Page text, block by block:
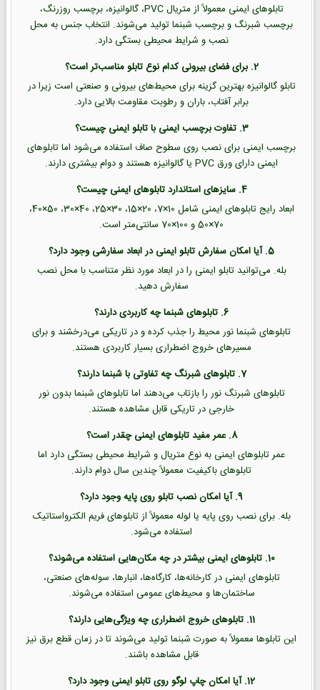
تابلوهای ایمنی معمولاً از متریال PVC، گالوانیزه، برچسب روزرنگ،
برچسب شبرنگ و برچسب شبنما تولید می‌شوند. انتخاب جنس به محل
نصب و شرایط محیطی بستگی دارد.
2. برای فضای بیرونی کدام نوع تابلو مناسب‌تر است؟
تابلو گالوانیزه بهترین گزینه برای محیط‌های بیرونی و صنعتی است زیرا در
برابر آفتاب، باران و رطوبت مقاومت بالایی دارد.
3. تفاوت برچسب ایمنی با تابلو ایمنی چیست؟
برچسب ایمنی برای نصب روی سطوح صاف استفاده می‌شود اما تابلوهای
ایمنی دارای ورق PVC یا گالوانیزه هستند و دوام بیشتری دارند.
4. سایزهای استاندارد تابلوهای ایمنی چیست؟
ابعاد رایج تابلوهای ایمنی شامل 10×7، 20×15، 30×25، 40×30، 50×40،
70×50 و 100×70 سانتی‌متر است.
5. آیا امکان سفارش تابلو ایمنی در ابعاد سفارشی وجود دارد؟
بله. می‌توانید تابلو ایمنی را در ابعاد مورد نظر متناسب با محل نصب
سفارش دهید.
6. تابلوهای شبنما چه کاربردی دارند؟
تابلوهای شبنما نور محیط را جذب کرده و در تاریکی می‌درخشند و برای
مسیرهای خروج اضطراری بسیار کاربردی هستند.
7. تابلوهای شبرنگ چه تفاوتی با شبنما دارند؟
تابلوهای شبرنگ نور را بازتاب می‌دهند اما تابلوهای شبنما بدون نور
خارجی در تاریکی قابل مشاهده هستند.
8. عمر مفید تابلوهای ایمنی چقدر است؟
عمر تابلوهای ایمنی به نوع متریال و شرایط محیطی بستگی دارد اما
تابلوهای باکیفیت معمولاً چندین سال دوام دارند.
9. آیا امکان نصب تابلو روی پایه وجود دارد؟
بله. برای نصب روی پایه یا لوله معمولاً از تابلوهای فریم الکترواستاتیک
استفاده می‌شود.
10. تابلوهای ایمنی بیشتر در چه مکان‌هایی استفاده می‌شوند؟
تابلوهای ایمنی در کارخانه‌ها، کارگاه‌ها، انبارها، سوله‌های صنعتی،
ساختمان‌ها و محیط‌های عمومی استفاده می‌شوند.
11. تابلوهای خروج اضطراری چه ویژگی‌هایی دارند؟
این تابلوها معمولاً به صورت شبنما تولید می‌شوند تا در زمان قطع برق نیز
قابل مشاهده باشند.
12. آیا امکان چاپ لوگو روی تابلو ایمنی وجود دارد؟